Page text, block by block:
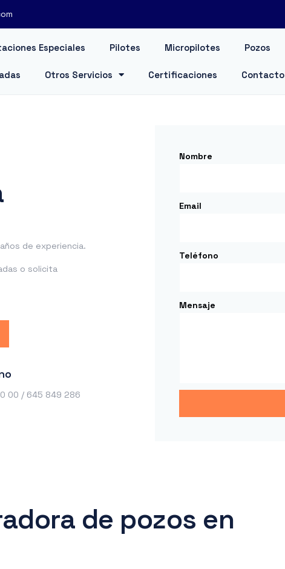
Especiales Pilotes Micropilotes Pozos
Otros Servicios Certificaciones Contacto
de experiencia.
o solicita
00 / 645 849 286
Nombre
Email
Teléfono
Mensaje
de pozos en